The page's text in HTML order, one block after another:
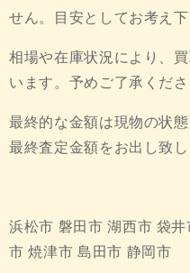
せん。目安としてお考え下
相場や在庫状況により、
います。予めご了承くださ
最終的な金額は現物の状
最終査定金額をお出し致し
浜松市 磐田市 湖西市 袋
市 焼津市 島田市 静岡市